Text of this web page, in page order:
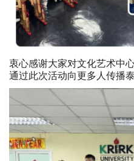
衷心感谢大家对文化艺术中
通过此次活动向更多人传播泰